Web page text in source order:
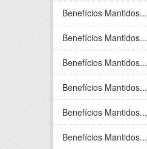
Benefícios Mantidos...
Benefícios Mantidos...
Benefícios Mantidos...
Benefícios Mantidos...
Benefícios Mantidos...
Benefícios Mantidos...